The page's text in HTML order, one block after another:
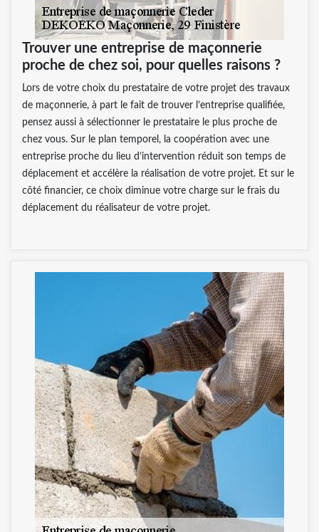
Trouver une entreprise de maçonnerie
proche de chez soi, pour quelles raisons ?
Lors de votre choix du prestataire de votre projet des travaux
de maçonnerie, à part le fait de trouver l’entreprise qualifiée,
pensez aussi à sélectionner le prestataire le plus proche de
chez vous. Sur le plan temporel, la coopération avec une
entreprise proche du lieu d’intervention réduit son temps de
déplacement et accélère la réalisation de votre projet. Et sur le
côté financier, ce choix diminue votre charge sur le frais du
déplacement du réalisateur de votre projet.